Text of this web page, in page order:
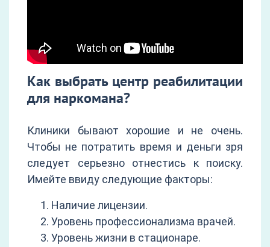
Как выбрать центр реабилитации
для наркомана?
Клиники бывают хорошие и не очень.
Чтобы не потратить время и деньги зря
следует серьезно отнестись к поиску.
Имейте ввиду следующие факторы:
Наличие лицензии.
Уровень профессионализма врачей.
Уровень жизни в стационаре.